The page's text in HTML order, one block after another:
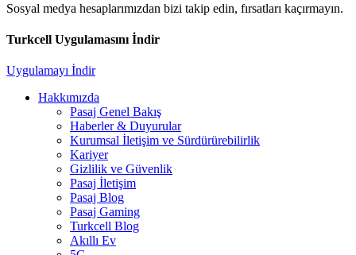
Sosyal medya hesaplarımızdan bizi takip edin, fırsatları kaçırmayın.
Turkcell Uygulamasını İndir
Uygulamayı İndir
Hakkımızda
Pasaj Genel Bakış
Haberler & Duyurular
Kurumsal İletişim ve Sürdürürebilirlik
Kariyer
Gizlilik ve Güvenlik
Pasaj İletişim
Pasaj Blog
Pasaj Gaming
Turkcell Blog
Akıllı Ev